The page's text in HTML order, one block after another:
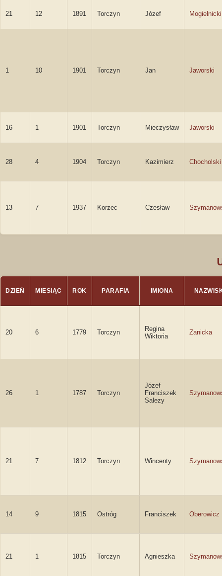
21 12 1891 Torczyn Józef Mogielnicki
1 10 1901 Torczyn Jan Jaworski
16 1 1901 Torczyn Mieczysław Jaworski
28 4 1904 Torczyn Kazimierz Chocholski
13 7 1937 Korzec Czesław
DZIEŃ MIESIĄC ROK PARAFIA IMIONA
20 6 1779 Torczyn
Regina
Wiktoria
Zanicka
26 1 1787 Torczyn
Józef
Franciszek
Salezy
21 7 1812 Torczyn Wincenty
14 9 1815 Ostróg Franciszek Oberowicz
21 1 1815 Torczyn Agnieszka